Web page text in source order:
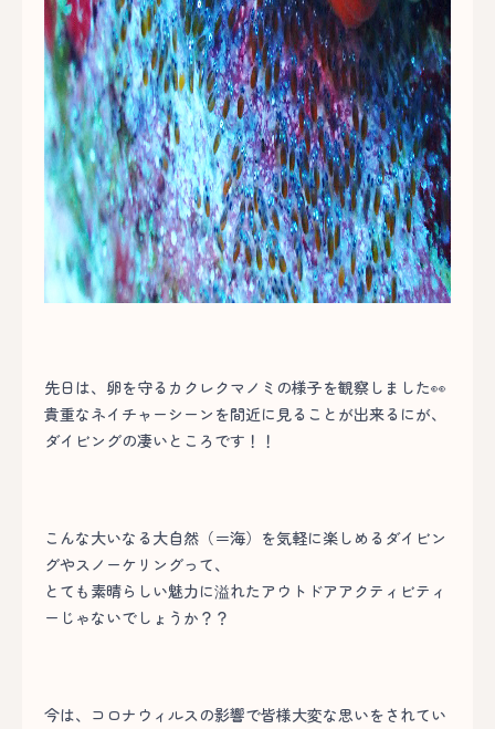
先日は、卵を守るカクレクマノミの様子を観察しました👀
貴重なネイチャーシーンを間近に見ることが出来るにが、
ダイビングの凄いところです！！
こんな大いなる大自然（＝海）を気軽に楽しめるダイビン
グやスノーケリングって、
とても素晴らしい魅力に溢れたアウトドアアクティビティ
ーじゃないでしょうか？？
今は、コロナウィルスの影響で皆様大変な思いをされてい